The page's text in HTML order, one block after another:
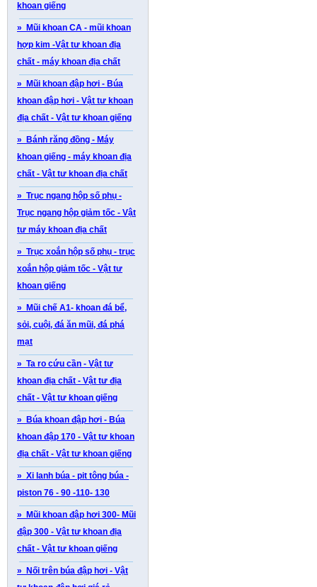
khoan giếng
» Mũi khoan CA - mũi khoan
hợp kim -Vật tư khoan địa
chất - máy khoan địa chất
» Mũi khoan đập hơi - Búa
khoan đập hơi - Vật tư khoan
địa chất - Vật tư khoan giếng
» Bánh răng đồng - Máy
khoan giếng - máy khoan địa
chất - Vật tư khoan địa chất
» Trục ngang hộp số phụ -
Trục ngang hộp giảm tốc - Vật
tư máy khoan địa chất
» Trục xoắn hộp số phụ - trục
xoắn hộp giảm tốc - Vật tư
khoan giếng
» Mũi chế A1- khoan đá bể,
sỏi, cuội, đá ăn mũi, đá phá
mạt
» Ta ro cứu cần - Vật tư
khoan địa chất - Vật tư địa
chất - Vật tư khoan giếng
» Búa khoan đập hơi - Búa
khoan đập 170 - Vật tư khoan
địa chất - Vật tư khoan giếng
» Xi lanh búa - pit tông búa -
piston 76 - 90 -110- 130
» Mũi khoan đập hơi 300- Mũi
đập 300 - Vật tư khoan địa
chất - Vật tư khoan giếng
» Nối trên búa đập hơi - Vật